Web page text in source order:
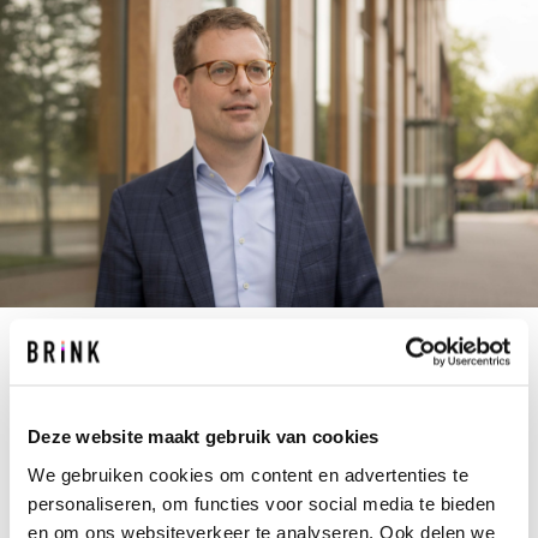
Deze website maakt gebruik van cookies
We gebruiken cookies om content en advertenties te
personaliseren, om functies voor social media te bieden
en om ons websiteverkeer te analyseren. Ook delen we
Jort had tijdens zijn masteropleiding
Architectuur in Delft nooit kunnen voorspellen
dat hij een jaar of wat later, directievoerder zou